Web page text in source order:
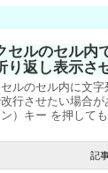
セルのセル内
り返し表示さ
ルのセル内に文
行させたい場合
ン）キー を押して
記